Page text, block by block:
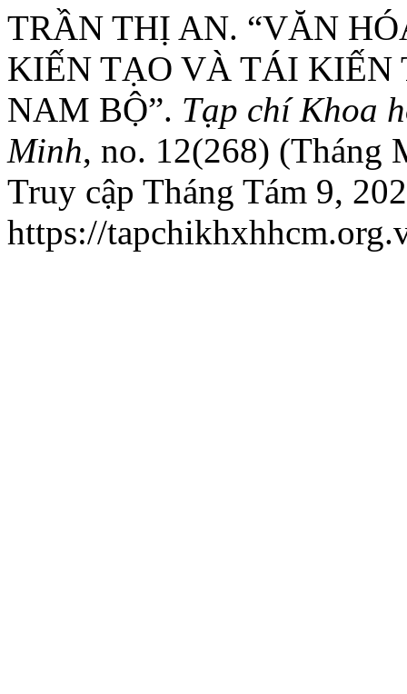
TRẦN THỊ AN. “VĂN
KIẾN TẠO VÀ TÁI KIẾN
NAM BỘ”. Tạp chí Khoa
Minh, no. 12(268) (Tháng
Truy cập Tháng Tám 9,
https://